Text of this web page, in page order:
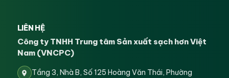
LIÊN HỆ
Công ty TNHH Trung tâm Sản xuất sạch hơn Việt
Nam (VNCPC)
Tầng 3, Nhà B, Số 125 Hoàng Văn Thái, Phường